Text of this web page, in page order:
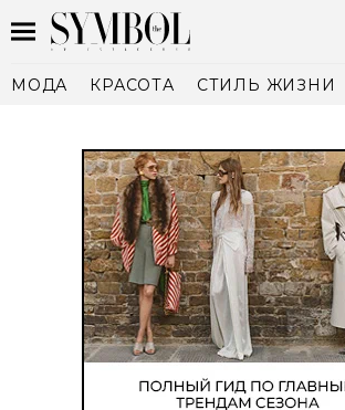
МОДА КРАСОТА СТИЛЬ ЖИЗНИ